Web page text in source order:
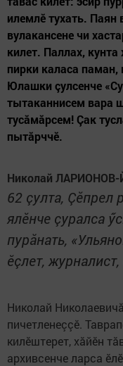
илемлӗ тухать. Паян
вулакансене чи
килет. Паллах,
пирки каласа паман,
Юлашки çулсенче
тытаканнисем вара
тусăмăрсем! Çак
пытăрччӗ.
Николай
62 çулта, Çӗпрел
ялӗнче çуралса
пурăнать,
ӗçлет,
Николай
пичетленеççӗ.
килӗштерет, хăйӗн
архивсенче ларса